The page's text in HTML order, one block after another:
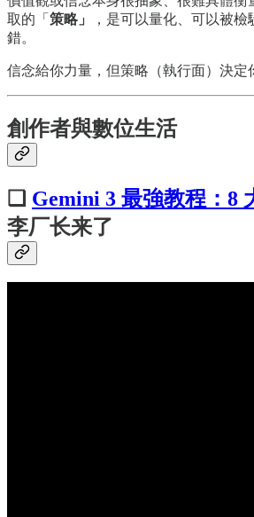
取的「 策略」
，是可以量化、可以被
錯。
信念給你力量，但策略（執行面）決定
創作者與數位生活
❏ Gemini 3 最強教程：8
李厂长来了